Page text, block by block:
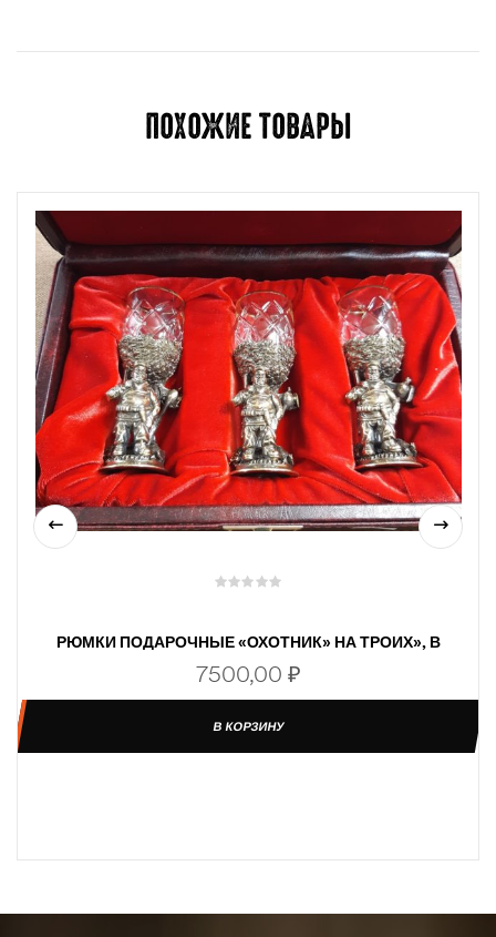
ПОХОЖИЕ ТОВАРЫ
РЮМКИ ПОДАРОЧНЫЕ «ОХОТНИК» НА ТРОИХ», В
ФУТЛЯРЕ
7500,00 ₽
В КОРЗИНУ